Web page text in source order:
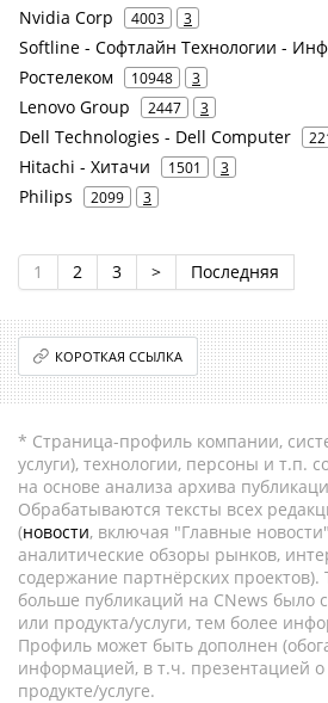
Nvidia Corp 4003 3
Softline - Софтлайн Технологии -
Ростелеком 10948 3
Lenovo Group 2447 3
Dell Technologies - Dell Computer
Hitachi - Хитачи 1501 3
Philips 2099 3
1 2 3 > Последняя
КОРОТКАЯ ССЫЛКА
* Страница-профиль компании,
услуги), технологии, персоны и т.п.
на основе анализа архива
Обрабатываются тексты всех
(новости, включая "Главные
аналитические обзоры рынков,
содержание партнёрских
больше публикаций на CNews было
или продукта/услуги, тем более
Профиль может быть дополнен
информацией, в т.ч. презентацией
продукте/услуге.